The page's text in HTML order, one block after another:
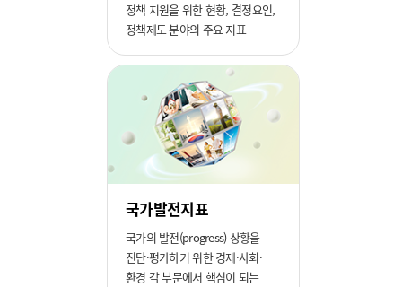
정책 지원을 위한 현황, 결정요인,
정책제도 분야의 주요 지표
국가발전지표
국가의 발전(progress) 상황을
진단·평가하기 위한 경제·사회·
환경 각 부문에서 핵심이 되는